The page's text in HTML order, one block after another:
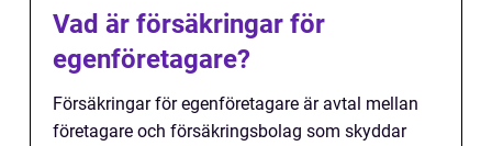
Vad är försäkringar för
egenföretagare?
Försäkringar för egenföretagare är avtal mellan
företagare och försäkringsbolag som skyddar